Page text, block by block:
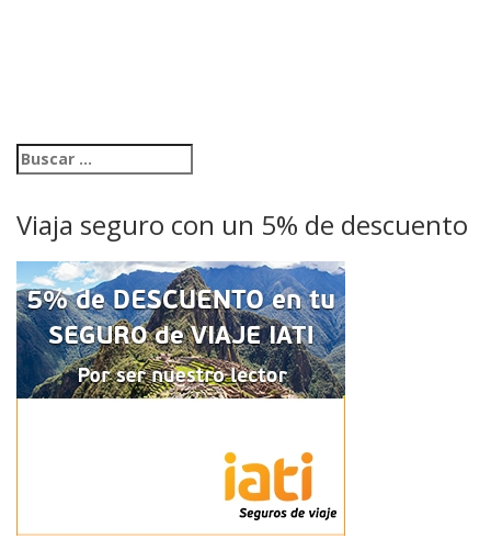
Viaja seguro con un 5% de descuento